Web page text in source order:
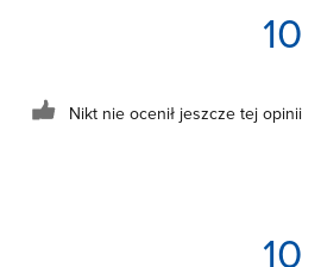
10
Nikt nie ocenił jeszcze tej opinii
10